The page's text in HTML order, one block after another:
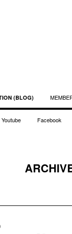
(BLOG)
Youtube Facebook